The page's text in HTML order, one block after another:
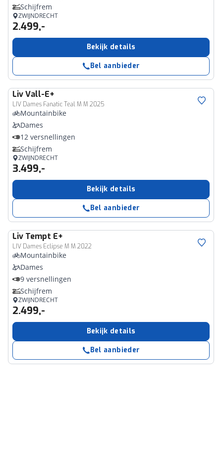
Schijfrem
ZWIJNDRECHT
2.499,-
Bekijk details
Bel aanbieder
LivVall-E+
LIV Dames Fanatic Teal M M 2025
Mountainbike
Dames
12 versnellingen
Schijfrem
ZWIJNDRECHT
3.499,-
Bekijk details
Bel aanbieder
Liv Tempt E+
LIV Dames Eclipse M M 2022
Mountainbike
Dames
9 versnellingen
Schijfrem
ZWIJNDRECHT
2.499,-
Bekijk details
Bel aanbieder